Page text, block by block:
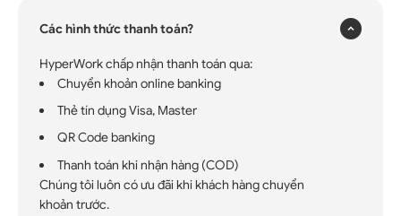
Các hình thức thanh toán?
HyperWork chấp nhận thanh toán qua:
Chuyển khoản online banking
Thẻ tín dụng Visa, Master
QR Code banking
Thanh toán khi nhận hàng (COD)
Chúng tôi luôn có ưu đãi khi khách hàng chuyển
khoản trước.